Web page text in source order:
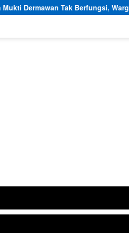
Warga Keluhkan Bau Limbah